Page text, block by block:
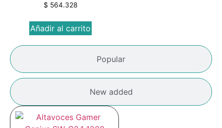
Popular
New added
$ 564.328
Añadir al carrito